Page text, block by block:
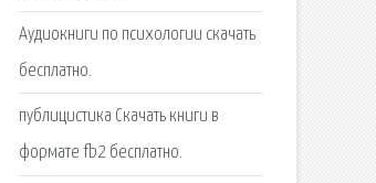
Аудиокниги по психологии скачать
бесплатно.
публицистика Скачать книги в
формате fb2 бесплатно.